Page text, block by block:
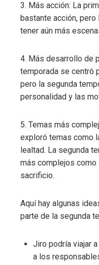
3. Más acción: La
bastante acción,
tener aún más
4. Más desarrollo de
temporada se centró
pero la segunda
personalidad y las
5. Temas más
exploró temas como
lealtad. La segunda
más complejos como
sacrificio.
Aquí hay algunas
parte de la segunda
Jiro podría viajar
a los